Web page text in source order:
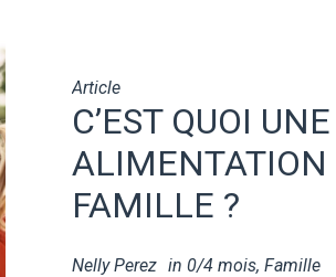
Article
C’EST QUOI
ALIMENTATION
FAMILLE ?
Nelly Perez in 0/4 mois, Famille